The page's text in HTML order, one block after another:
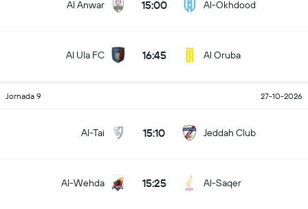
Al Anwar 15:00 Al-Okhdood
Al Ula FC 16:45 Al Oruba
Jornada 9 27-10-2026
Al-Tai 15:10 Jeddah Club
Al-Wehda 15:25 Al-Saqer